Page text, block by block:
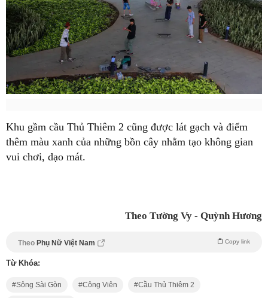
Khu gầm cầu Thủ Thiêm 2 cũng được lát gạch và điểm
thêm màu xanh của những bồn cây nhằm tạo không gian
vui chơi, dạo mát.
Theo Tường Vy - Quỳnh Hương
Theo Phụ Nữ Việt Nam Copy link
Từ Khóa:
Sông Sài Gòn Công Viên Cầu Thủ Thiêm 2